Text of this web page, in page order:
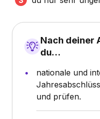
Nach deiner
du…
nationale und
und prüfen.